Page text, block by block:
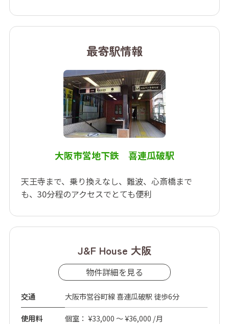
最寄駅情報
大阪市営地下鉄 喜連瓜破駅
天王寺まで、乗り換えなし、難波、心斎橋まで
も、30分程のアクセスでとても便利
J&F House 大阪
物件詳細を見る
交通 大阪市営谷町線 喜連瓜破駅 徒歩6分
使用料
個室： ¥33,000 ～ ¥36,000 /月